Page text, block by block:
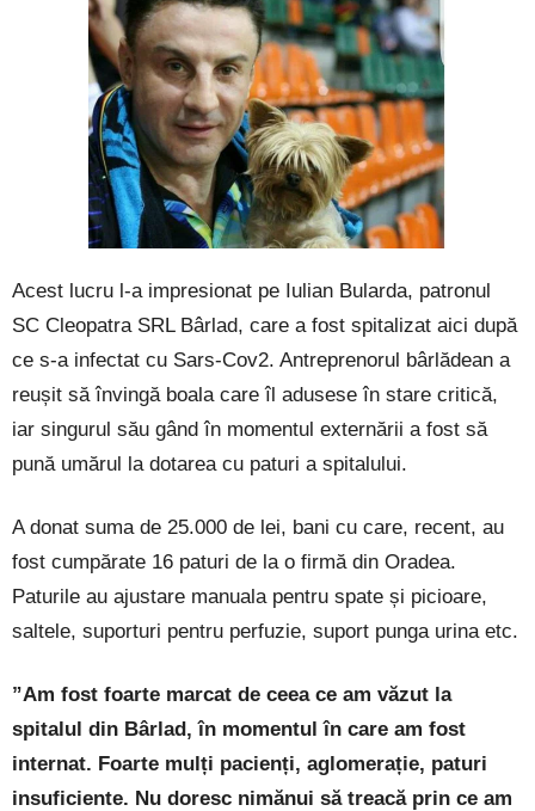
Acest lucru l-a impresionat pe Iulian Bularda, patronul
SC Cleopatra SRL Bârlad, care a fost spitalizat aici după
ce s-a infectat cu Sars-Cov2. Antreprenorul bârlădean a
reușit să învingă boala care îl adusese în stare critică,
iar singurul său gând în momentul externării a fost să
pună umărul la dotarea cu paturi a spitalului.
A donat suma de 25.000 de lei, bani cu care, recent, au
fost cumpărate 16 paturi de la o firmă din Oradea.
Paturile au ajustare manuala pentru spate și picioare,
saltele, suporturi pentru perfuzie, suport punga urina etc.
”Am fost foarte marcat de ceea ce am văzut la
spitalul din Bârlad, în momentul în care am fost
internat. Foarte mulți pacienți, aglomerație, paturi
insuficiente. Nu doresc nimănui să treacă prin ce am